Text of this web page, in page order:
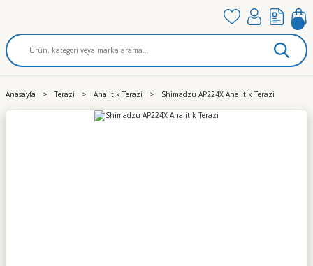
Anasayfa Terazi Analitik Terazi Shimadzu AP224X Analitik Terazi